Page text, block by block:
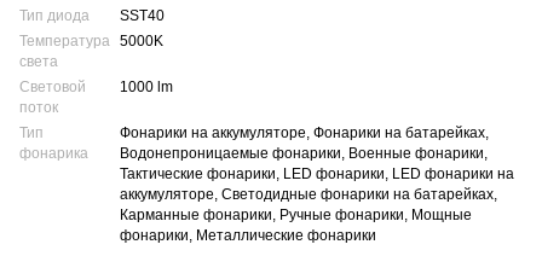
Тип диода
SST40
Температура
света
5000K
Световой
поток
1000 lm
Тип
фонарика
Фонарики на аккумуляторе, Фонарики на батарейках,
Водонепроницаемые фонарики, Военные фонарики,
Тактические фонарики, LED фонарики, LED фонарики на
аккумуляторе, Светодидные фонарики на батарейках,
Карманные фонарики, Ручные фонарики, Мощные
фонарики, Металлические фонарики